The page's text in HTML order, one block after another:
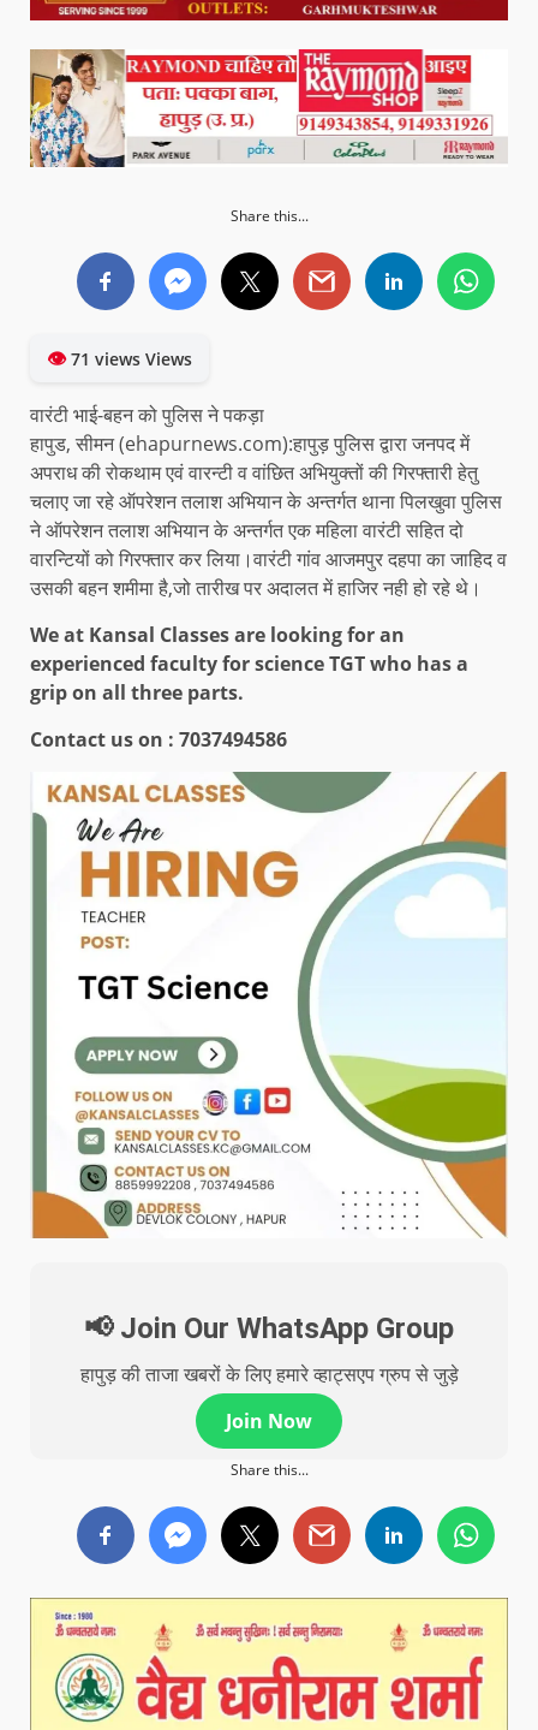
Share this...
👁71 views Views
वारंटी भाई-बहन को पुलिस ने पकड़ा
हापुड, सीमन (ehapurnews.com):हापुड़ पुलिस द्वारा जनपद में
अपराध की रोकथाम एवं वारन्टी व वांछित अभियुक्तों की गिरफ्तारी हेतु
चलाए जा रहे ऑपरेशन तलाश अभियान के अन्तर्गत थाना पिलखुवा पुलिस
ने ऑपरेशन तलाश अभियान के अन्तर्गत एक महिला वारंटी सहित दो
वारन्टियों को गिरफ्तार कर लिया।वारंटी गांव आजमपुर दहपा का जाहिद व
उसकी बहन शमीमा है,जो तारीख पर अदालत में हाजिर नही हो रहे थे।
We at Kansal Classes are looking for an
experienced faculty for science TGT who has a
grip on all three parts.
Contact us on : 7037494586
📢 Join Our WhatsApp Group
हापुड़ की ताजा खबरों के लिए हमारे व्हाट्सएप ग्रुप से जुड़े
Join Now
Share this...